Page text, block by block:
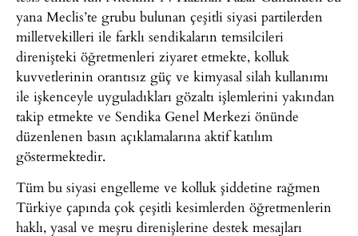
yana Meclis’te grubu bulunan çeşitli siyasi partilerden
milletvekilleri ile farklı sendikaların temsilcileri
direnişteki öğretmenleri ziyaret etmekte, kolluk
kuvvetlerinin orantısız güç ve kimyasal silah kullanımı
ile işkenceyle uyguladıkları gözaltı işlemlerini yakından
takip etmekte ve Sendika Genel Merkezi önünde
düzenlenen basın açıklamalarına aktif katılım
göstermektedir.
Tüm bu siyasi engelleme ve kolluk şiddetine rağmen
Türkiye çapında çok çeşitli kesimlerden öğretmenlerin
haklı, yasal ve meşru direnişlerine destek mesajları